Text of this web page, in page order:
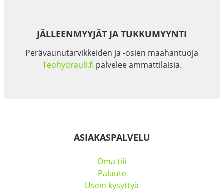
JÄLLEENMYYJÄT JA TUKKUMYYNTI
Perävaunutarvikkeiden ja -osien maahantuoja
Teohydrauli.fi palvelee ammattilaisia.
ASIAKASPALVELU
Oma tili
Palaute
Usein kysyttyä